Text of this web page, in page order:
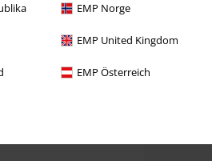
EMP Norge
EMP United Kingdom
EMP Österreich